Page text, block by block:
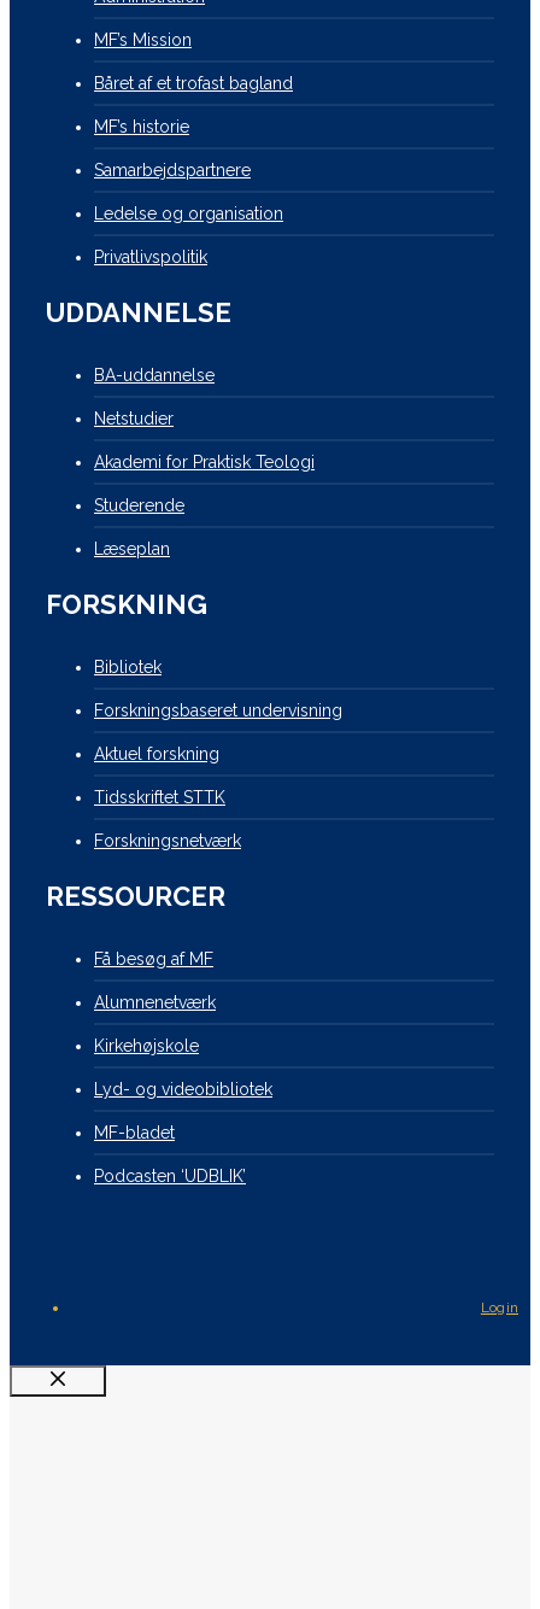
MF’s Mission
Båret af et trofast bagland
MF’s historie
Samarbejdspartnere
Ledelse og organisation
Privatlivspolitik
UDDANNELSE
BA-uddannelse
Netstudier
Akademi for Praktisk Teologi
Studerende
Læseplan
FORSKNING
Bibliotek
Forskningsbaseret undervisning
Aktuel forskning
Tidsskriftet STTK
Forskningsnetværk
RESSOURCER
Få besøg af MF
Alumnenetværk
Kirkehøjskole
Lyd- og videobibliotek
MF-bladet
Podcasten ‘UDBLIK’
Login
Luk